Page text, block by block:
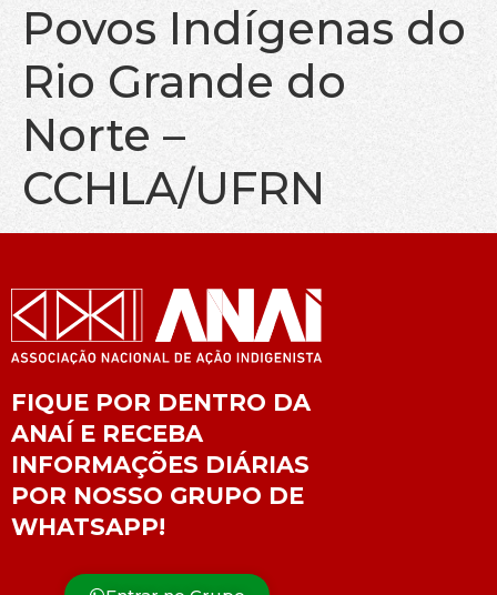
Povos Indígenas do
Rio Grande do
Norte –
CCHLA/UFRN
FIQUE POR DENTRO DA
ANAÍ E RECEBA
INFORMAÇÕES DIÁRIAS
POR NOSSO GRUPO DE
WHATSAPP!